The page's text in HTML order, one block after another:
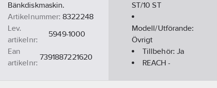
Bänkdiskmaskin.
Artikelnummer: 8322248
Lev.
artikelnr:
5949-1000
Ean
artikelnr:
7391887221620
ST/10 ST
Modell/Utförande:
Övrigt
Tillbehör: Ja
REACH -